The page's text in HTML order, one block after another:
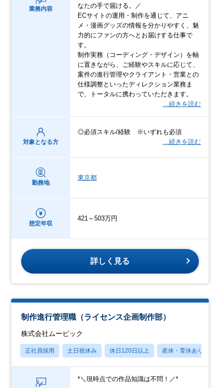
業務内容
なたの手で届ける。／
ECサイトの運用・制作を通じて、アニ
メ・漫画グッズの情報を分かりやすく、魅
力的にファンの方へとお届けする仕事で
す。
制作実務（コーディング・デザイン）を軸
に置きながら、ご経験やスキルに応じて、
案件の進行管理やクライアント・営業との
仕様調整といったディレクション業務ま
で、トータルに携わっていただきます。
…続きを読む
対象となる方
◎必須スキル/経験 ※いずれも必須
…続きを読む
勤務地
東京都
想定年収
421～503万円
詳しく見る
制作進行管理職（ライセンス企画制作部）
株式会社ムービック
正社員採用 土日祝休み 休日120日以上 産休・育休あり
*＼現時点での作品知識は不問！／*